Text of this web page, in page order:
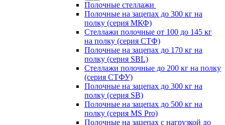
Полочные стеллажи
Полочные на зацепах до 300 кг на
полку (серия МКФ)
Стеллажи полочные от 100 до 145 кг
на полку (серия СТФ)
Полочные на зацепах до 170 кг на
полку (серия SBL)
Стеллажи полочные до 200 кг на полку
(серия СТФУ)
Полочные на зацепах до 300 кг на
полку (серия SB)
Полочные на зацепах до 500 кг на
полку (серия MS Pro)
Полочные на зацепах с нагрузкой до